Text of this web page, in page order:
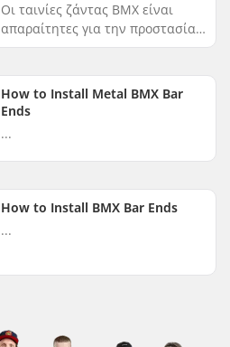
Οι ταινίες ζάντας BMX είναι
απαραίτητες για την προστασία
των ακτίνων και των τρυπών των
θα σας δείξουμε πώς να τοποθε...
How to Install Metal BMX Bar
Ends
...
How to Install BMX Bar Ends
...